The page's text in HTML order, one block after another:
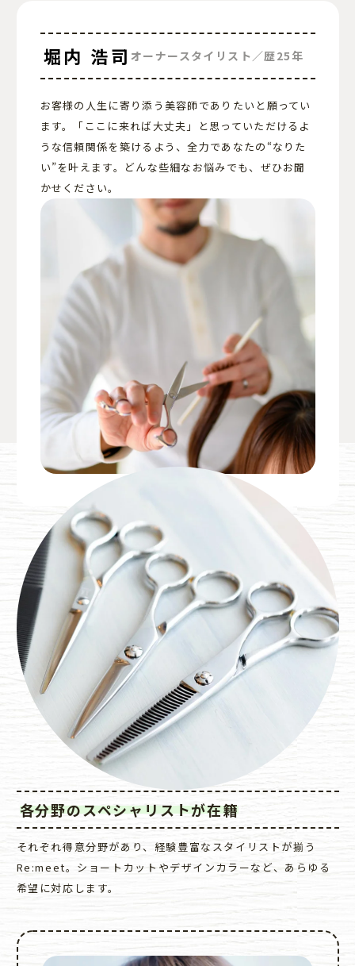
堀内 浩司 オーナースタイリスト／歴25年
お客様の人生に寄り添う美容師でありたいと願ってい
ます。「ここに来れば大丈夫」と思っていただけるよ
うな信頼関係を築けるよう、全力であなたの“なりた
い”を叶えます。どんな些細なお悩みでも、ぜひお聞
かせください。
各分野のスペシャリストが在籍
それぞれ得意分野があり、経験豊富なスタイリストが揃う
Re:meet。ショートカットやデザインカラーなど、あらゆる
希望に対応します。